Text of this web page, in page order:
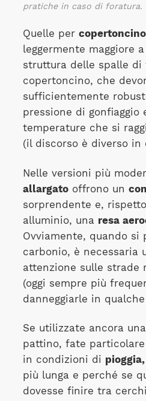
pratiche in caso di foratura.
Quelle per
leggermente maggiore
struttura delle spalle di
copertoncino, che
sufficientemente
pressione di gonfiaggio
temperature che si
(il discorso è diverso in
Nelle versioni più
allargatooffrono un
sorprendente e,
alluminio, una resa
Ovviamente, quando si
carbonio, è necessaria
attenzione sulle strade
(oggi sempre più
danneggiarle in
Se utilizzate ancora
pattino, fate
in condizioni di pioggia,
più lunga e perché se
dovesse finire tra